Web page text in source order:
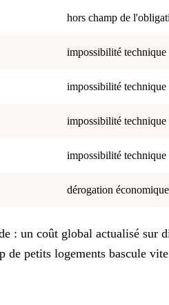
hors champ de
impossibilité technique
impossibilité technique
impossibilité technique
impossibilité technique
dérogation économique
: un coût global actualisé sur
de petits logements bascule